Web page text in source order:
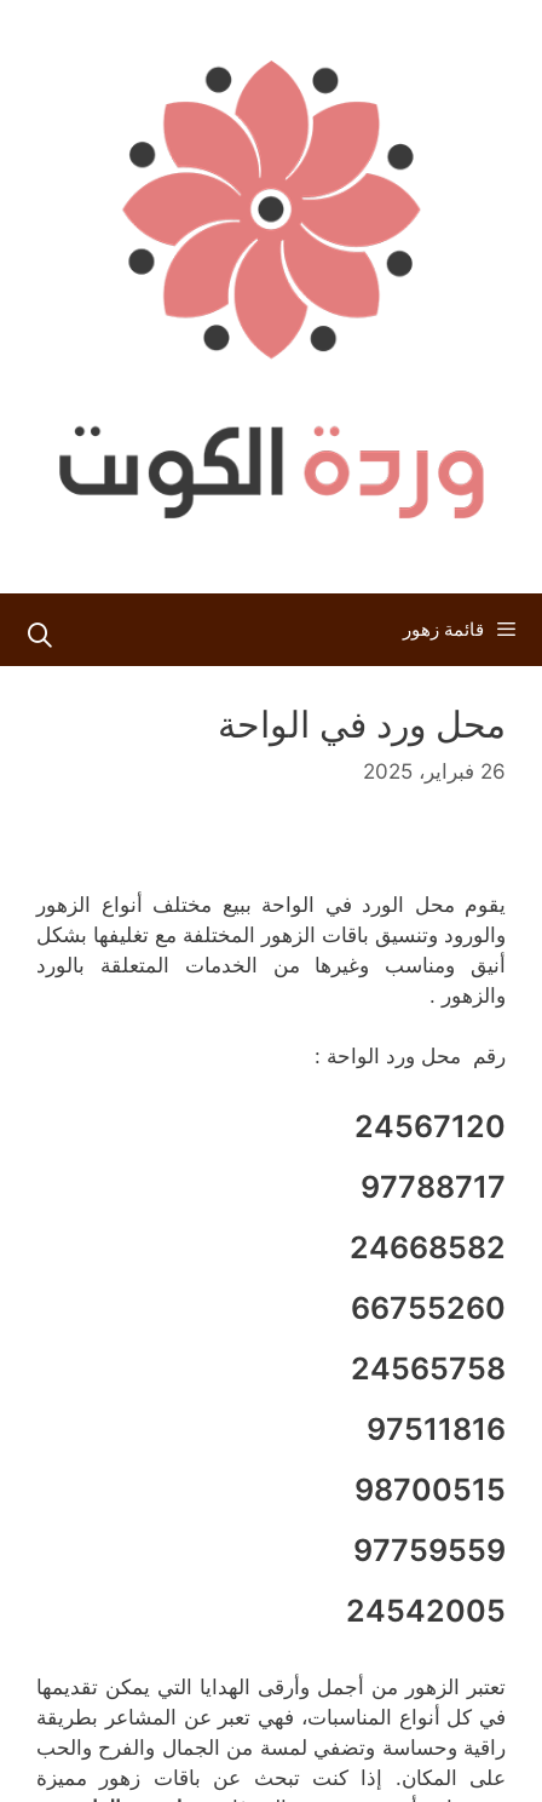
قائمة زهور
محل ورد في الواحة
26 فبراير، 2025
يقوم محل الورد في الواحة ببيع مختلف أنواع الزهور
والورود وتنسيق باقات الزهور المختلفة مع تغليفها بشكل
أنيق ومناسب وغيرها من الخدمات المتعلقة بالورد
والزهور .
رقم محل ورد الواحة :
24567120
97788717
24668582
66755260
24565758
97511816
98700515
97759559
24542005
تعتبر الزهور من أجمل وأرقى الهدايا التي يمكن تقديمها
في كل أنواع المناسبات، فهي تعبر عن المشاعر بطريقة
راقية وحساسة وتضفي لمسة من الجمال والفرح والحب
على المكان. إذا كنت تبحث عن باقات زهور مميزة